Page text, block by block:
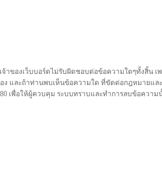
องเว็บบอร์ดไม่รับผิดชอบต่อข้อความใดๆทั้งสิ้น เพ
และถ้าท่านพบเห็นข้อความใด ที่ขัดต่อกฎหมายแล
เพื่อให้ผู้ควบคุม ระบบทราบและทำการลบข้อความ